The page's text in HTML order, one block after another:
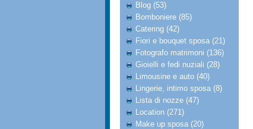
Blog (53)
Bomboniere (85)
Catering (42)
Fiori e bouquet sposa (21)
Fotografo matrimoni (136)
Gioielli e fedi nuziali (28)
Limousine e auto (40)
Lingerie, intimo sposa (8)
Lista di nozze (47)
Location (271)
Make up sposa (20)